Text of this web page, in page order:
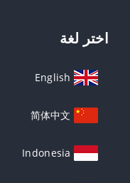
اختر لغة
English
简体中文
Indonesia